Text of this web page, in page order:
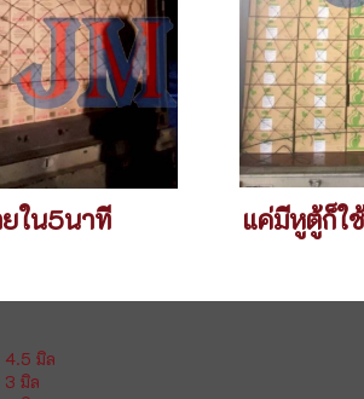
ใน5นาที แค่มีหูตู้ก็ใ
มิล
มิล